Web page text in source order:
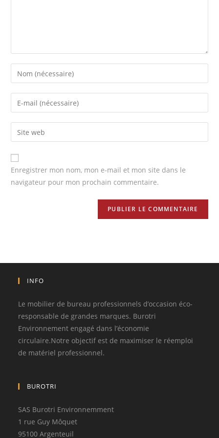
Enregistrer mon nom, mon e-mail et mon site dans le
navigateur pour mon prochain commentaire.
INFO
Le mobilier de bureau professionnels d’occasion éco-
responsable de grandes marques. Burotri
Environnement engagé dans l’économie
circulaire.Notre objectif est de maximiser le réemploi
de matériel professionnel.
BUROTRI
SAS Burotri Environnemment
1 rue Guy Môquet
95100 Argenteuil